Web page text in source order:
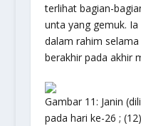
terlihat bagian-
unta yang gemuk.
dalam rahim
berakhir pada akhir
Gambar 11: Janin
pada hari ke-26 ;